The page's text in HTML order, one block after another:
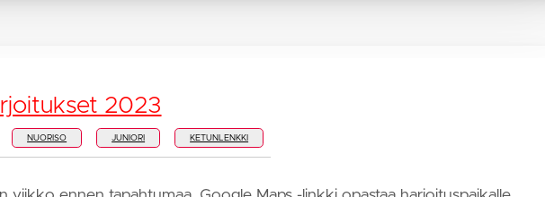
2023
NUORISO JUNIORI KETUNLENKKI